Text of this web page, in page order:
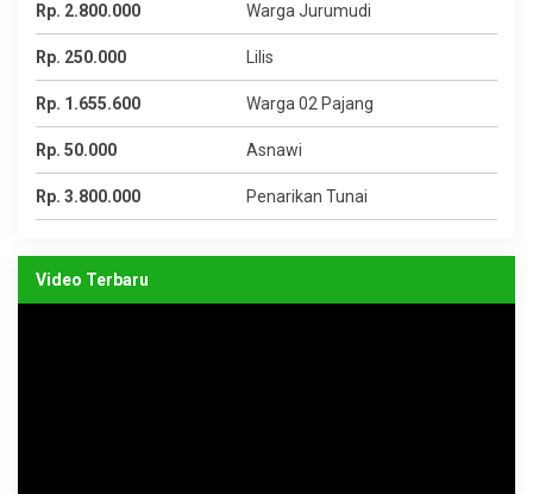
Rp. 2.800.000 Warga Jurumudi
Rp. 250.000 Lilis
Rp. 1.655.600 Warga 02 Pajang
Rp. 50.000 Asnawi
Rp. 3.800.000 Penarikan Tunai
Video Terbaru